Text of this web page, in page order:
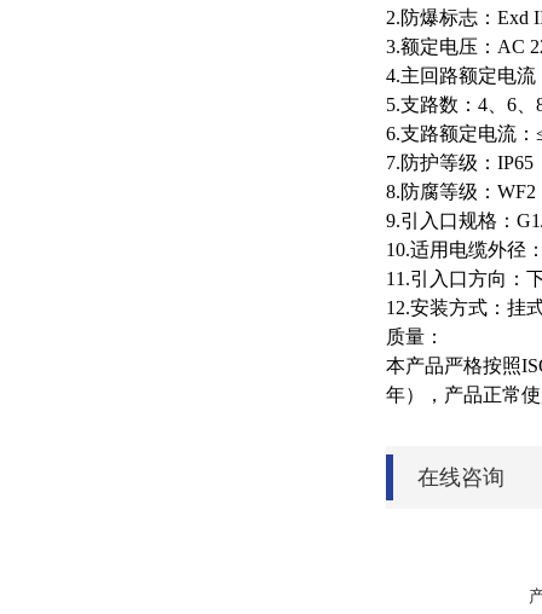
2.防爆标志：Exd
3.额定电压：AC
4.主回路额定电流
5.支路数：4、6、
6.支路额定电流：
7.防护等级：IP65
8.防腐等级：WF2
9.引入口规格：
10.适用电缆外径
11.引入口方向：
12.安装方式：挂
质量 ：
本产品严格按照
年），产品正常
在线咨询